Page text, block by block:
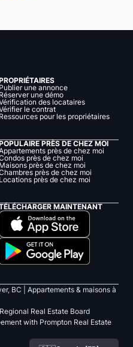
Publier une annonce
Réserver une démo
des locataires
le contrat
Ressources pour les propriétaires
PRÈS DE CHEZ MOI
près de chez moi
près de chez moi
Maisons près de chez moi
près de chez moi
Locations près de chez moi
MAINTENANT
BC |
Appartements & maisons à
Real Estate Board
with Prompton Real Estate